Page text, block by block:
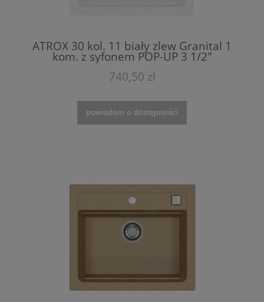
ATROX 30 kol. 11 biały zlew Granital 1
kom. z syfonem POP-UP 3 1/2"
740,50 zł
powiadom o dostępności